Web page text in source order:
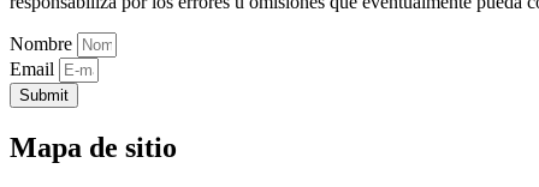
Nombre
Email
Submit
Mapa de sitio